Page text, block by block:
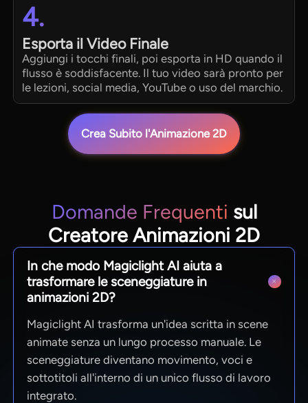
4.
Esporta il Video Finale
Aggiungi i tocchi finali, poi esporta in HD quando il
flusso è soddisfacente. Il tuo video sarà pronto per
le lezioni, social media, YouTube o uso del marchio.
Crea Subito l'Animazione 2D
Domande Frequenti sul
Creatore Animazioni 2D
In che modo Magiclight AI aiuta a
trasformare le sceneggiature in
animazioni 2D?
Magiclight AI trasforma un'idea scritta in scene
animate senza un lungo processo manuale. Le
sceneggiature diventano movimento, voci e
sottotitoli all'interno di un unico flusso di lavoro
integrato.